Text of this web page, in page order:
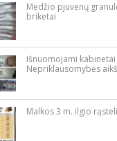
Medžio pjuvenų
briketai
Išnuomojami kabinetai
Nepriklausomybės
Malkos 3 m. ilgio